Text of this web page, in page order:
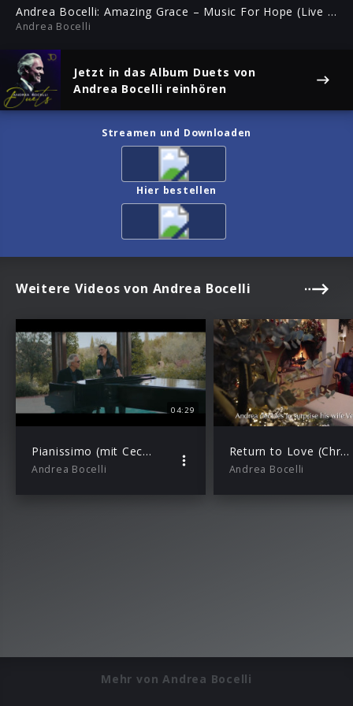
Andrea Bocelli: Amazing Grace – Music For Hope (Live From Duomo di Milano)
Andrea Bocelli
Jetzt in das Album Duets von
Andrea Bocelli reinhören
Streamen und Downloaden
Hier bestellen
Weitere Videos von Andrea Bocelli
04:29
Pianissimo (mit Cecilia Bartoli)
Andrea Bocelli
Return to Love (Christmas Version)
Andrea Bocelli
Mehr von Andrea Bocelli